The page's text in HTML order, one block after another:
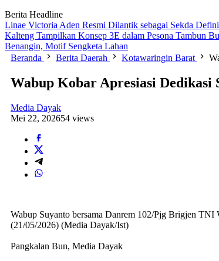
Berita Headline
Linae Victoria Aden Resmi Dilantik sebagai Sekda
Kalteng Tampilkan Konsep 3E dalam Pesona Tambun
Benangin, Motif Sengketa Lahan
Beranda
Berita Daerah Kotawaringin Barat
Wabup Kobar Apresiasi Dedikasi
Media Dayak
Mei 22, 202654 views
Wabup Suyanto bersama Danrem 102/Pjg Brigjen
(21/05/2026) (Media Dayak/Ist)
Pangkalan Bun, Media Dayak